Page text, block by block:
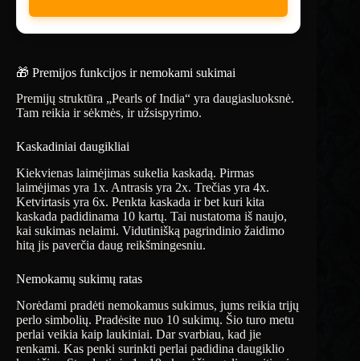
🎁 Premijos funkcijos ir nemokami sukimai
Premijų struktūra „Pearls of India“ yra daugiasluoksnė.
Tam reikia ir sėkmės, ir užsispyrimo.
Kaskadiniai daugikliai
Kiekvienas laimėjimas sukelia kaskadą. Pirmas
laimėjimas yra 1x. Antrasis yra 2x. Trečias yra 4x.
Ketvirtasis yra 6x. Penkta kaskada ir bet kuri kita
kaskada padidinama 10 kartų. Tai nustatoma iš naujo,
kai sukimas nelaimi. Vidutinišką pagrindinio žaidimo
hitą jis paverčia daug reikšmingesniu.
Nemokamų sukimų ratas
Norėdami pradėti nemokamus sukimus, jums reikia trijų
perlo simbolių. Pradėsite nuo 10 sukimų. Šio turo metu
perlai veikia kaip laukiniai. Dar svarbiau, kad jie
renkami. Kas penki surinkti perlai padidina daugiklio